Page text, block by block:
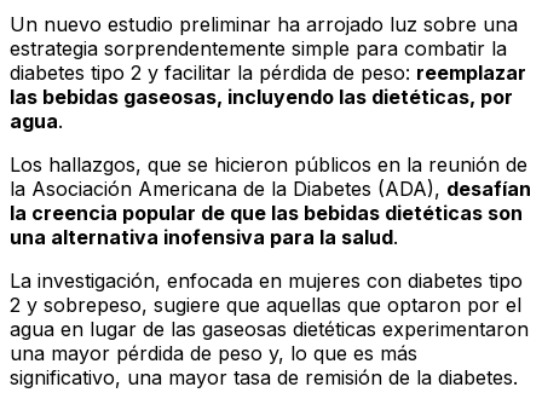
Un nuevo estudio preliminar ha arrojado luz sobre una
estrategia sorprendentemente simple para combatir la
diabetes tipo 2 y facilitar la pérdida de peso: reemplazar
las bebidas gaseosas, incluyendo las dietéticas, por
agua.
Los hallazgos, que se hicieron públicos en la reunión de
la Asociación Americana de la Diabetes (ADA), desafían
la creencia popular de que las bebidas dietéticas son
una alternativa inofensiva para la salud.
La investigación, enfocada en mujeres con diabetes tipo
2 y sobrepeso, sugiere que aquellas que optaron por el
agua en lugar de las gaseosas dietéticas experimentaron
una mayor pérdida de peso y, lo que es más
significativo, una mayor tasa de remisión de la diabetes.